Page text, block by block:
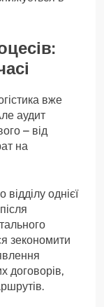
вже
аудит
– від
на
однієї
зекономити
договорів,